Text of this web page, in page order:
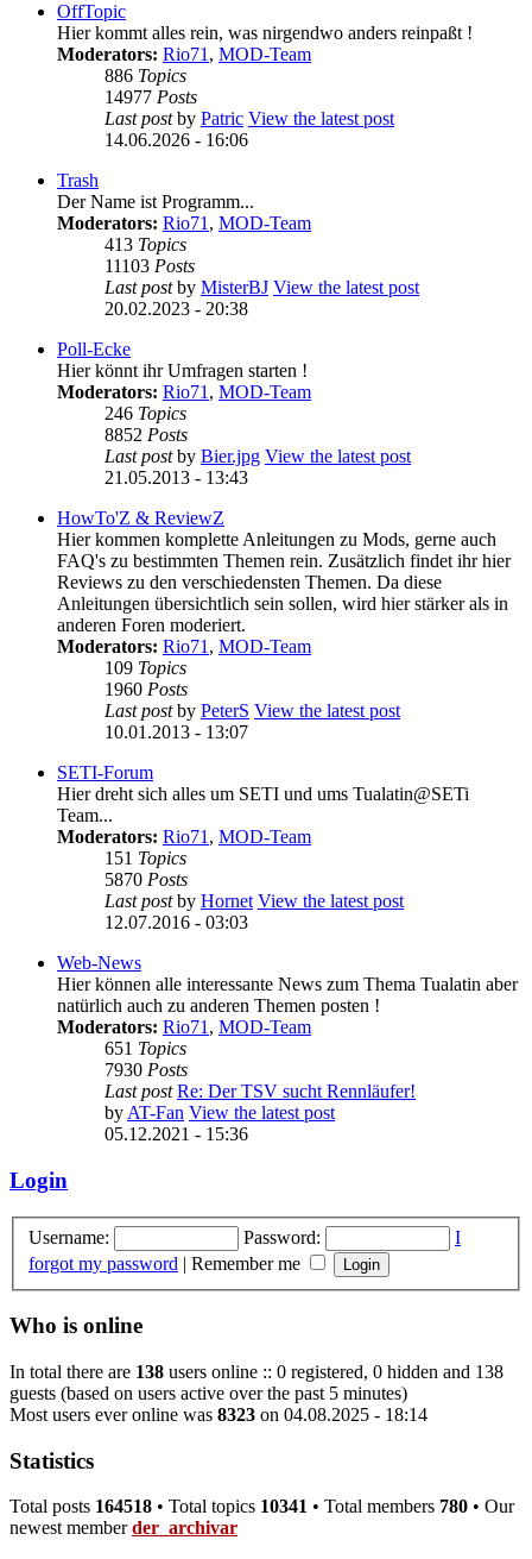
OffTopic
Hier kommt alles rein, was nirgendwo anders reinpaßt !
Moderators: Rio71, MOD-Team
886 Topics
14977 Posts
Last postby Patric View the latest post
14.06.2026 - 16:06
Trash
Der Name ist Programm...
Moderators: Rio71, MOD-Team
413 Topics
11103 Posts
Last postby MisterBJ View the latest post
20.02.2023 - 20:38
Poll-Ecke
Hier könnt ihr Umfragen starten !
Moderators: Rio71, MOD-Team
246 Topics
8852 Posts
Last postby Bier.jpg View the latest post
21.05.2013 - 13:43
HowTo'Z & ReviewZ
Hier kommen komplette Anleitungen zu Mods, gerne auch
FAQ's zu bestimmten Themen rein. Zusätzlich findet ihr hier
Reviews zu den verschiedensten Themen. Da diese
Anleitungen übersichtlich sein sollen, wird hier stärker als in
anderen Foren moderiert.
Moderators: Rio71, MOD-Team
109 Topics
1960 Posts
Last postby PeterS View the latest post
10.01.2013 - 13:07
SETI-Forum
Hier dreht sich alles um SETI und ums Tualatin@SETi
Team...
Moderators: Rio71, MOD-Team
151 Topics
5870 Posts
Last postby Hornet View the latest post
12.07.2016 - 03:03
Web-News
Hier können alle interessante News zum Thema Tualatin aber
natürlich auch zu anderen Themen posten !
Moderators: Rio71, MOD-Team
651 Topics
7930 Posts
Last post Re: Der TSV sucht Rennläufer!
byAT-Fan View the latest post
05.12.2021 - 15:36
Login
Username: Password:
I
forgot my password | Remember me
Who is online
In total there are 138 users online :: 0 registered, 0 hidden and 138
guests (based on users active over the past 5 minutes)
Most users ever online was 8323 on 04.08.2025 - 18:14
Statistics
Total posts 164518 • Total topics 10341 • Total members 780 • Our
newest memberder_archivar